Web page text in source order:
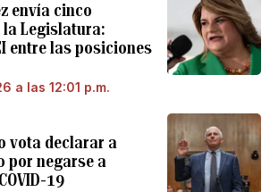
envía cinco
la Legislatura:
entre las posiciones
a las 12:01 p.m.
vota declarar a
por negarse a
19